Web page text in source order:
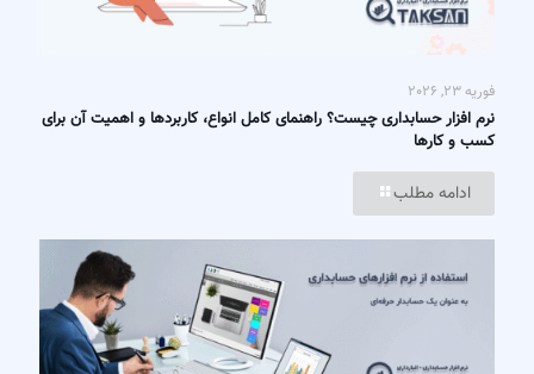
فوریه 23, 2026
نرم افزار حسابداری چیست؟ راهنمای کامل انواع، کاربردها و اهمیت آن برای
کسب‌ و کارها
ادامه مطلب